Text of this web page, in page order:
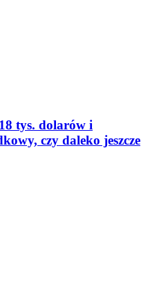
tys. dolarów i
czy daleko jeszcze